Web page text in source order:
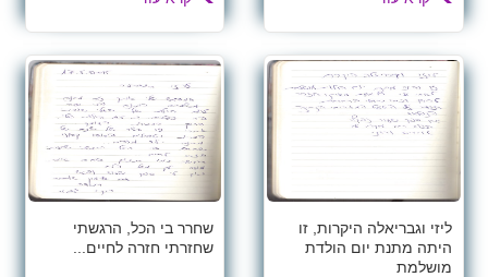
ליזי וגבריאלה היקרות, זו
היתה מתנת יום הולדת
מושלמת
שחרר בי הכל, הרגשתי
שחזרתי חזרה לחיים...